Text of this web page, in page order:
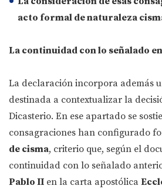
acto formal de naturaleza
La continuidad con lo señalado
La declaración incorpora además
destinada a contextualizar la
Dicasterio. En ese apartado se
consagraciones han configurado
de cisma, criterio que, según el
continuidad con lo señalado
Pablo II en la carta apostólica